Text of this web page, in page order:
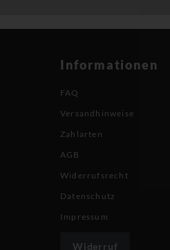
Informationen
FAQ
Versandhinweise
Zahlarten
AGB
Widerrufsrecht
Datenschutz
Impressum
Widerruf